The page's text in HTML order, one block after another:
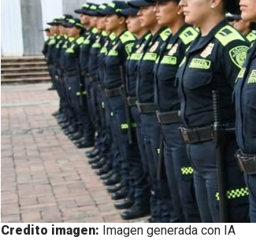
Credito imagen: Imagen generada con IA